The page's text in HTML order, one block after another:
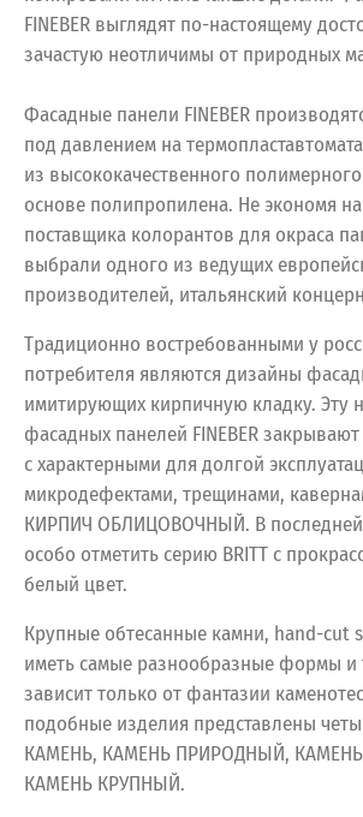
FINEBER выглядят по-настоящему
зачастую неотличимы от природных
Фасадные панели FINEBER
под давлением на
из высококачественного
основе полипропилена. Не экономя
поставщика колорантов для окраса
выбрали одного из ведущих
производителей, итальянский
Традиционно востребованными у
потребителя являются дизайны
имитирующих кирпичную кладку. Эту
фасадных панелей FINEBER
с характерными для долгой
микродефектами, трещинами,
КИРПИЧ ОБЛИЦОВОЧНЫЙ. В последней
особо отметить серию BRITT с
белый цвет.
Крупные обтесанные камни, hand-cut
иметь самые разнообразные формы и
зависит только от фантазии
подобные изделия представлены
КАМЕНЬ, КАМЕНЬ ПРИРОДНЫЙ,
КАМЕНЬ КРУПНЫЙ.